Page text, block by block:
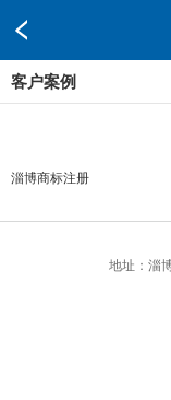
客户案例
淄博商标注册
地址：淄